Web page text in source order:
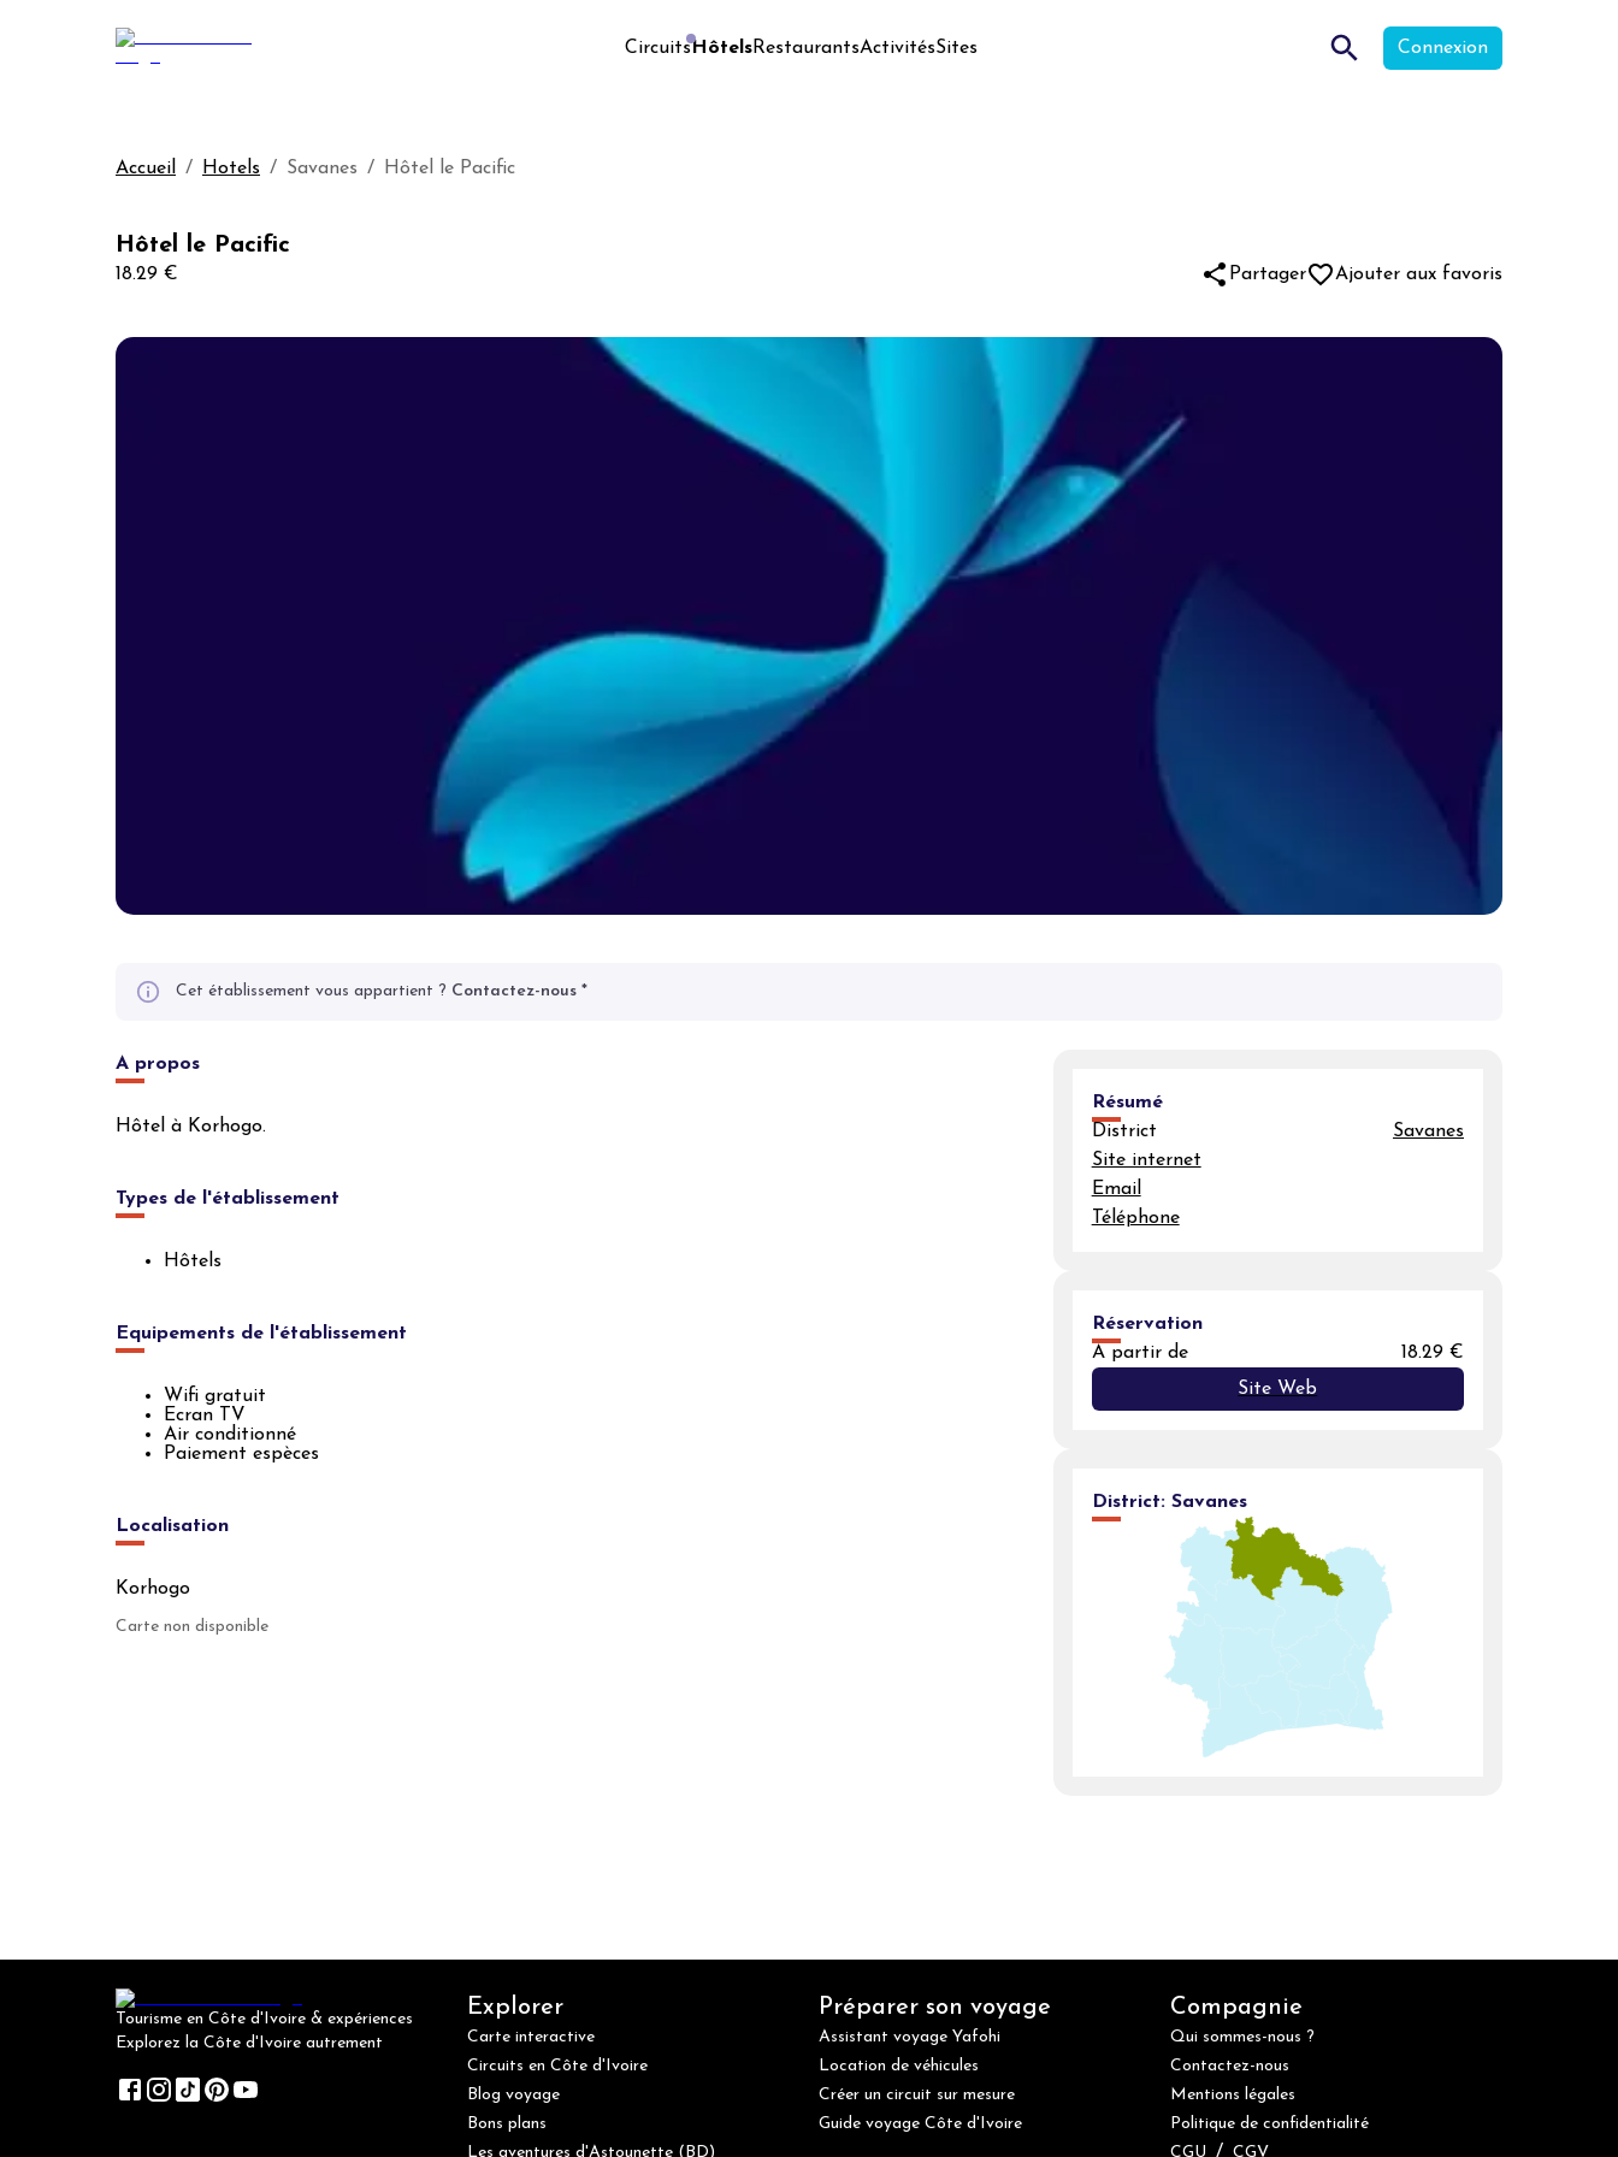
CircuitsHôtelsRestaurantsActivitésSites Connexion
Accueil / Hotels / Savanes / Hôtel le Pacific
Hôtel le Pacific
18.29 € Partager Ajouter aux favoris
Cet établissement vous appartient ? Contactez-nous *
A propos
Hôtel à Korhogo.
Types de l'établissement
Hôtels
Equipements de l'établissement
Wifi gratuit
Ecran TV
Air conditionné
Paiement espèces
Localisation
Korhogo
Carte non disponible
Résumé
District
Savanes
Site internet
Email
Téléphone
Réservation
A partir de
18.29 €
Site Web
District: Savanes
Tourisme en Côte d'Ivoire & expériences
Explorez la Côte d'Ivoire autrement
Explorer
Carte interactive
Circuits en Côte d'Ivoire
Blog voyage
Bons plans
Les aventures d'Astounette (BD)
Préparer son voyage
Assistant voyage Yafohi
Location de véhicules
Créer un circuit sur mesure
Guide voyage Côte d'Ivoire
Compagnie
Qui sommes-nous ?
Contactez-nous
Mentions légales
Politique de confidentialité
CGU / CGV